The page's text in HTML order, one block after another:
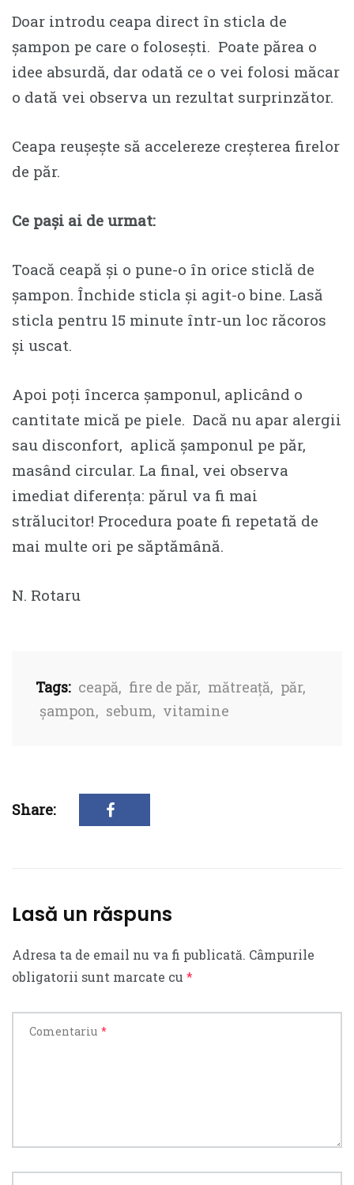
Doar introdu ceapa direct în sticla de
șampon pe care o folosești. Poate părea o
idee absurdă, dar odată ce o vei folosi măcar
o dată vei observa un rezultat surprinzător.
Ceapa reușește să accelereze creșterea firelor
de păr.
Ce pași ai de urmat:
Toacă ceapă și o pune-o în orice sticlă de
șampon. Închide sticla și agit-o bine. Lasă
sticla pentru 15 minute într-un loc răcoros
și uscat.
Apoi poți încerca șamponul, aplicând o
cantitate mică pe piele. Dacă nu apar alergii
sau disconfort, aplică șamponul pe păr,
masând circular. La final, vei observa
imediat diferența: părul va fi mai
strălucitor! Procedura poate fi repetată de
mai multe ori pe săptămână.
N. Rotaru
Tags: ceapă, fire de păr, mătreață, păr,
șampon, sebum, vitamine
Share:
Lasă un răspuns
Adresa ta de email nu va fi publicată. Câmpurile
obligatorii sunt marcate cu *
Comentariu *